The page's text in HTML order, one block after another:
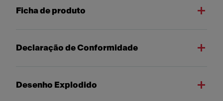
Ficha de produto
Declaração de Conformidade
Desenho Explodido